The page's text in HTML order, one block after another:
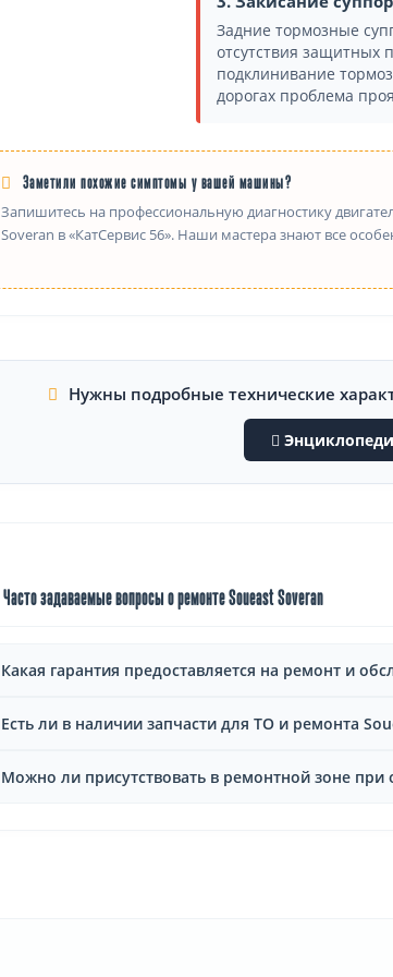
Задние тормозные
отсутствия защитных
подклинивание
дорогах проблема
Заметили похожие симптомы у вашей машины?
Запишитесь на профессиональную диагностику
Soveran в «КатСервис 56». Наши мастера знают все
Нужны подробные технические
Часто задаваемые вопросы о ремонте Soueast Soveran
Какая гарантия предоставляется на ремонт и
Есть ли в наличии запчасти для ТО и ремонта
Можно ли присутствовать в ремонтной зоне при